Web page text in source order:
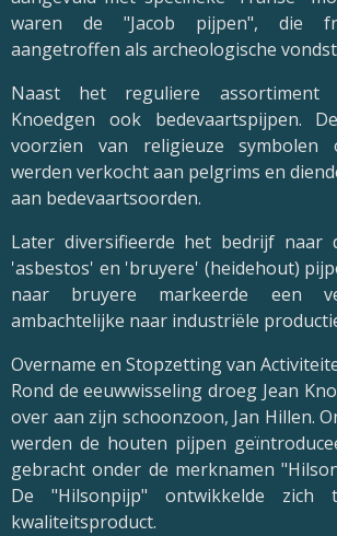
waren de "Jacob pijpen", die
aangetroffen als archeologische
Naast het reguliere assortiment
Knoedgen ook bedevaartspijpen.
voorzien van religieuze symbolen
werden verkocht aan pelgrims en
aan bedevaartsoorden.
Later diversifieerde het bedrijf naar
'asbestos' en 'bruyere' (heidehout)
naar bruyere markeerde een
ambachtelijke naar industriële
Overname en Stopzetting van
Rond de eeuwwisseling droeg Jean
over aan zijn schoonzoon, Jan Hillen.
werden de houten pijpen
gebracht onder de merknamen
De "Hilsonpijp" ontwikkelde zich
kwaliteitsproduct.